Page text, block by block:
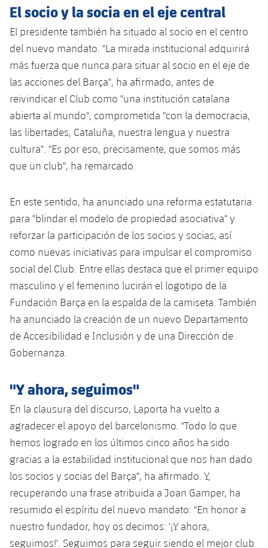
El socio y la socia en el eje central
El presidente también ha situado al socio en el centro
del nuevo mandato. "La mirada institucional adquirirá
más fuerza que nunca para situar al socio en el eje de
las acciones del Barça", ha afirmado, antes de
reivindicar el Club como "una institución catalana
abierta al mundo", comprometida "con la democracia,
las libertades, Cataluña, nuestra lengua y nuestra
cultura". "Es por eso, precisamente, que somos más
que un club", ha remarcado.
En este sentido, ha anunciado una reforma estatutaria
para "blindar el modelo de propiedad asociativa" y
reforzar la participación de los socios y socias, así
como nuevas iniciativas para impulsar el compromiso
social del Club. Entre ellas destaca que el primer equipo
masculino y el femenino lucirán el logotipo de la
Fundación Barça en la espalda de la camiseta. También
ha anunciado la creación de un nuevo Departamento
de Accesibilidad e Inclusión y de una Dirección de
Gobernanza.
"Y ahora, seguimos"
En la clausura del discurso, Laporta ha vuelto a
agradecer el apoyo del barcelonismo. "Todo lo que
hemos logrado en los últimos cinco años ha sido
gracias a la estabilidad institucional que nos han dado
los socios y socias del Barça", ha afirmado. Y,
recuperando una frase atribuida a Joan Gamper, ha
resumido el espíritu del nuevo mandato: "En honor a
nuestro fundador, hoy os decimos: '¡Y ahora,
seguimos!'. Seguimos para seguir siendo el mejor club